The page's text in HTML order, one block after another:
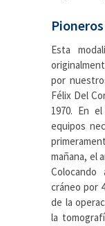
Esta
por
Félix Del
1970. En
equipos
mañana, el
cráneo por
de la
la